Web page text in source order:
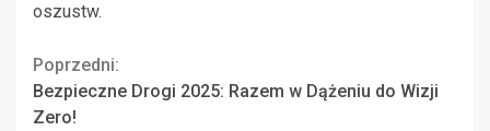
oszustw.
Continue
Reading
Poprzedni:
Bezpieczne Drogi 2025: Razem w Dążeniu do Wizji
Zero!